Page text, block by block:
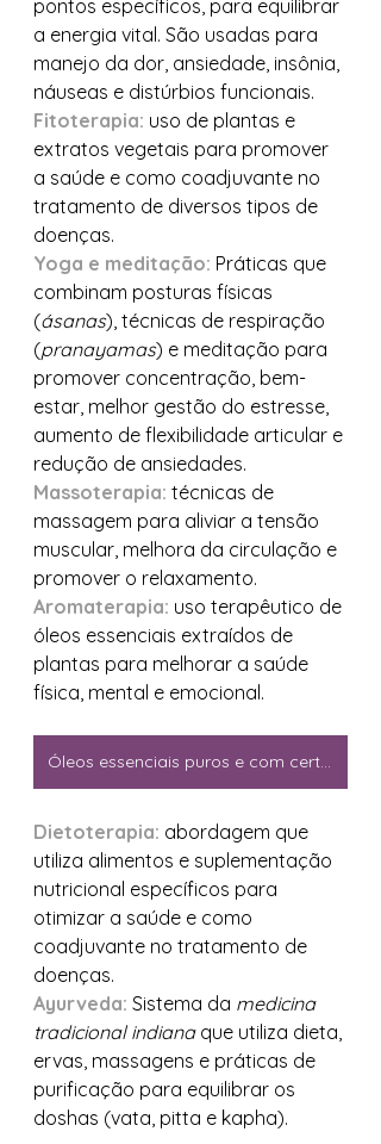
pontos específicos, para equilibrar
a energia vital. São usadas para
manejo da dor, ansiedade, insônia,
náuseas e distúrbios funcionais.
Fitoterapia: uso de plantas e
extratos vegetais para promover
a saúde e como coadjuvante no
tratamento de diversos tipos de
doenças.
Yoga e meditação: Práticas que
combinam posturas físicas
(ásanas), técnicas de respiração
(pranayamas) e meditação para
promover concentração, bem-
estar, melhor gestão do estresse,
aumento de flexibilidade articular e
redução de ansiedades.
Massoterapia: técnicas de
massagem para aliviar a tensão
muscular, melhora da circulação e
promover o relaxamento.
Aromaterapia: uso terapêutico de
óleos essenciais extraídos de
plantas para melhorar a saúde
física, mental e emocional.
Óleos essenciais puros e com certificações
Dietoterapia: abordagem que
utiliza alimentos e suplementação
nutricional específicos para
otimizar a saúde e como
coadjuvante no tratamento de
doenças.
Ayurveda: Sistema da medicina
tradicional indiana que utiliza dieta,
ervas, massagens e práticas de
purificação para equilibrar os
doshas (vata, pitta e kapha).